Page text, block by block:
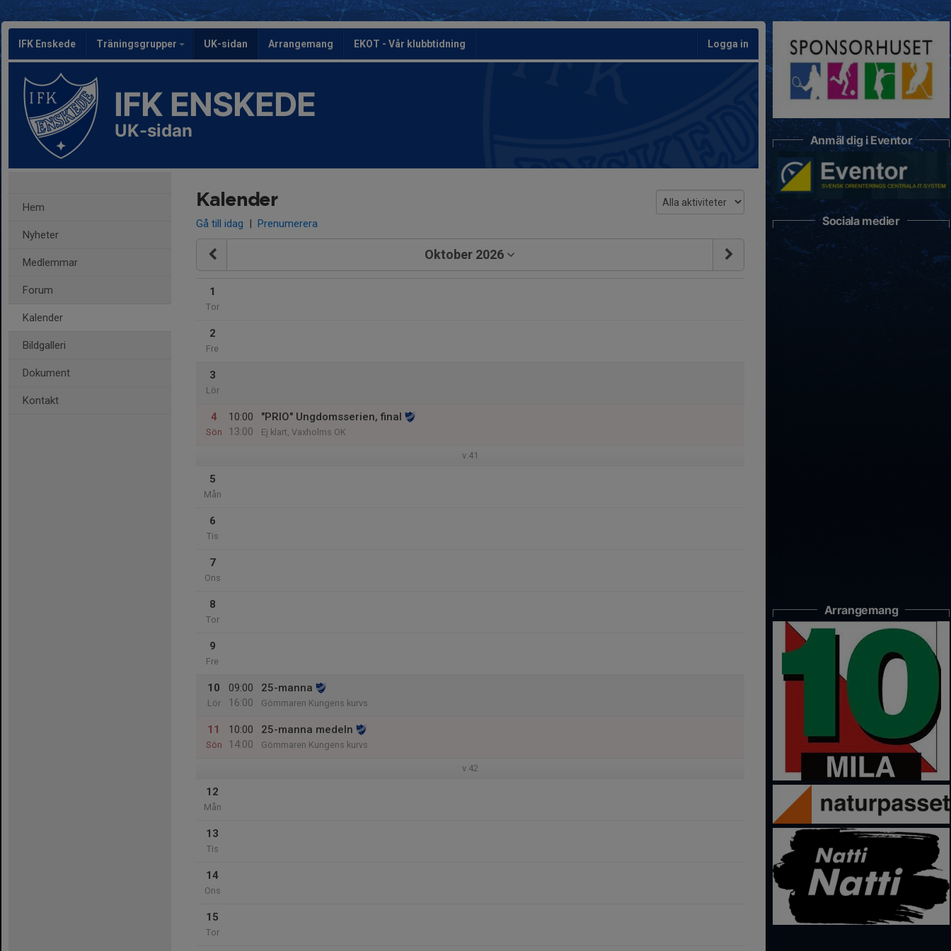
IFK Enskede Träningsgrupper UK-sidan Arrangemang EKOT - Vår klubbtidning Logga in
IFK ENSKEDE
UK-sidan
Hem
Nyheter
Medlemmar
Forum
Kalender
Bildgalleri
Dokument
Kontakt
Kalender
Gå till idag | Prenumerera
Oktober 2026
1
Tor
2
Fre
3
Lör
4
Sön
10:00
13:00
"PRIO" Ungdomsserien, final
Ej klart, Vaxholms OK
v.41
5
Mån
6
Tis
7
Ons
8
Tor
9
Fre
10
Lör
09:00
16:00
25-manna
Gömmaren Kungens kurvs
11
Sön
10:00
14:00
25-manna medeln
Gömmaren Kungens kurvs
v.42
12
Mån
13
Tis
14
Ons
15
Tor
Anmäl dig i Eventor
Sociala medier
Arrangemang